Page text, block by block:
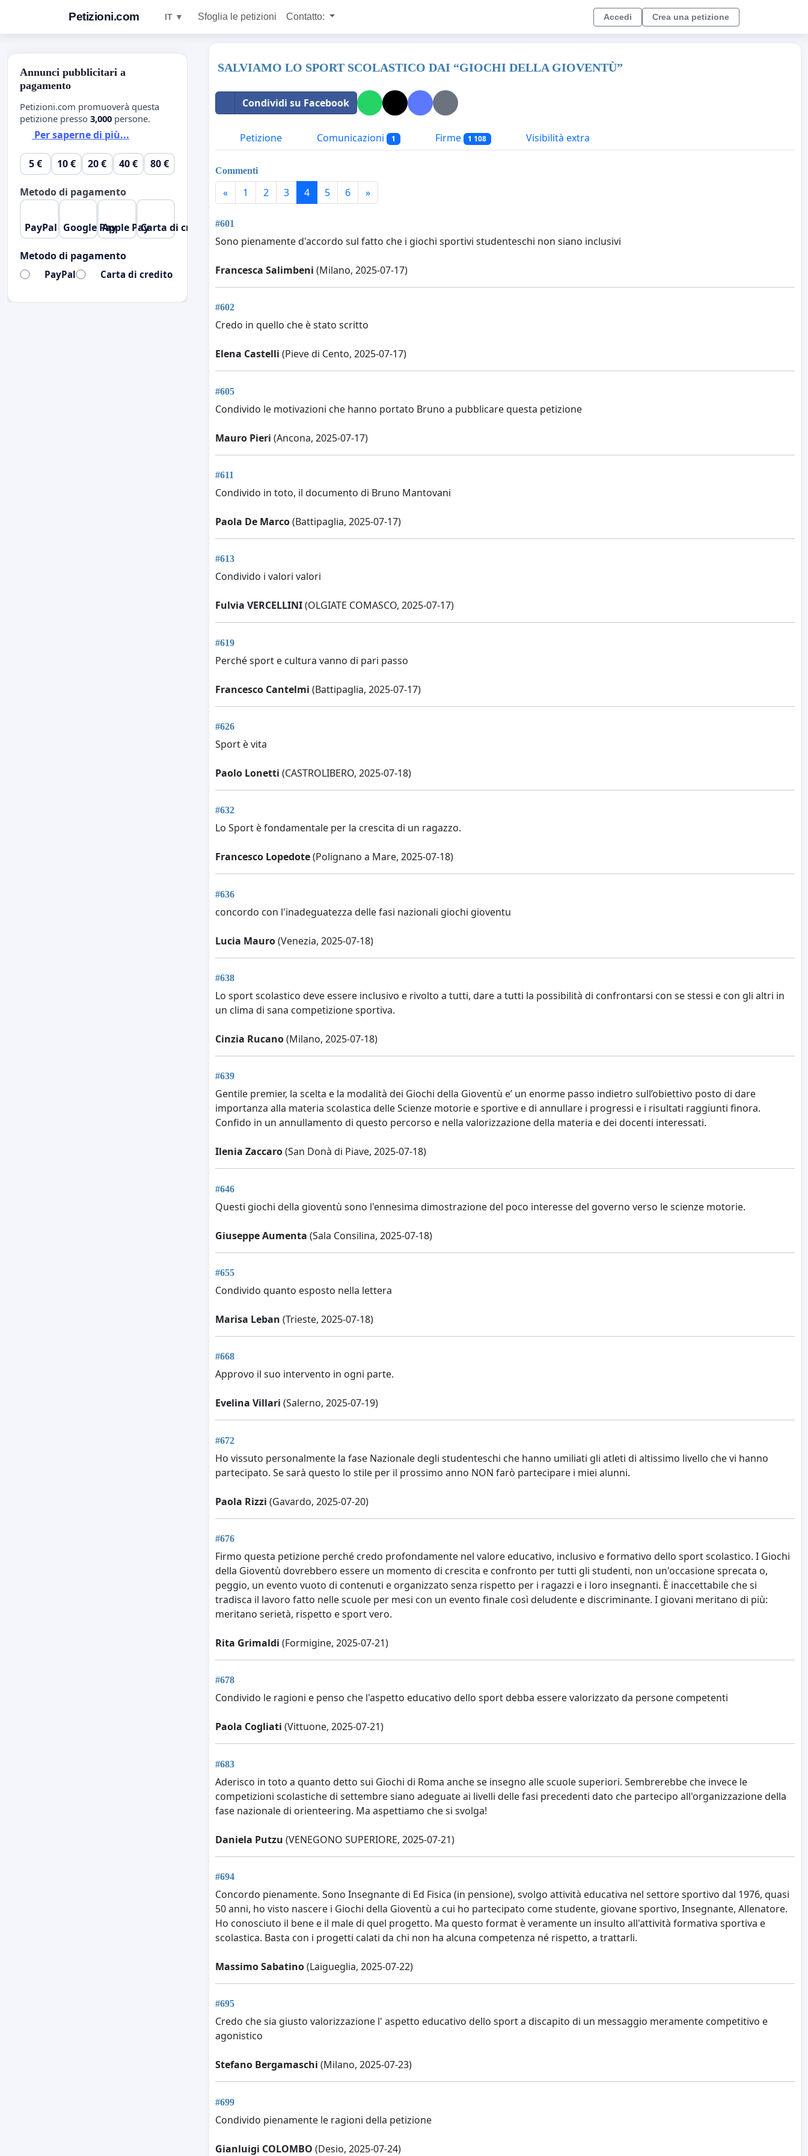
Petizioni.com IT ▼ Sfoglia le petizioni Contatto: Accedi Crea una petizione
SALVIAMO LO SPORT SCOLASTICO DAI “GIOCHI DELLA GIOVENTÙ”
Condividi su Facebook
Petizione Comunicazioni 1 Firme 1 108 Visibilità extra
Commenti
« 1 2 3 4 5 6 »
#601
Sono pienamente d'accordo sul fatto che i giochi sportivi studenteschi non siano inclusivi
Francesca Salimbeni (Milano, 2025-07-17)
#602
Credo in quello che è stato scritto
Elena Castelli (Pieve di Cento, 2025-07-17)
#605
Condivido le motivazioni che hanno portato Bruno a pubblicare questa petizione
Mauro Pieri (Ancona, 2025-07-17)
#611
Condivido in toto, il documento di Bruno Mantovani
Paola De Marco(Battipaglia, 2025-07-17)
#613
Condivido i valori valori
Fulvia VERCELLINI(OLGIATE COMASCO, 2025-07-17)
#619
Perché sport e cultura vanno di pari passo
Francesco Cantelmi (Battipaglia, 2025-07-17)
#626
Sport è vita
Paolo Lonetti (CASTROLIBERO, 2025-07-18)
#632
Lo Sport è fondamentale per la crescita di un ragazzo.
Francesco Lopedote(Polignano a Mare, 2025-07-18)
#636
concordo con l'inadeguatezza delle fasi nazionali giochi gioventu
Lucia Mauro(Venezia, 2025-07-18)
#638
Lo sport scolastico deve essere inclusivo e rivolto a tutti, dare a tutti la possibilità di confrontarsi con se stessi e con gli altri in
un clima di sana competizione sportiva.
Cinzia Rucano(Milano, 2025-07-18)
#639
Gentile premier, la scelta e la modalità dei Giochi della Gioventù e’ un enorme passo indietro sull’obiettivo posto di dare
importanza alla materia scolastica delle Scienze motorie e sportive e di annullare i progressi e i risultati raggiunti finora.
Confido in un annullamento di questo percorso e nella valorizzazione della materia e dei docenti interessati.
Ilenia Zaccaro(San Donà di Piave, 2025-07-18)
#646
Questi giochi della gioventù sono l'ennesima dimostrazione del poco interesse del governo verso le scienze motorie.
Giuseppe Aumenta (Sala Consilina, 2025-07-18)
#655
Condivido quanto esposto nella lettera
Marisa Leban (Trieste, 2025-07-18)
#668
Approvo il suo intervento in ogni parte.
Evelina Villari (Salerno, 2025-07-19)
#672
Ho vissuto personalmente la fase Nazionale degli studenteschi che hanno umiliati gli atleti di altissimo livello che vi hanno
partecipato. Se sarà questo lo stile per il prossimo anno NON farò partecipare i miei alunni.
Paola Rizzi (Gavardo, 2025-07-20)
#676
Firmo questa petizione perché credo profondamente nel valore educativo, inclusivo e formativo dello sport scolastico. I Giochi
della Gioventù dovrebbero essere un momento di crescita e confronto per tutti gli studenti, non un'occasione sprecata o,
peggio, un evento vuoto di contenuti e organizzato senza rispetto per i ragazzi e i loro insegnanti. È inaccettabile che si
tradisca il lavoro fatto nelle scuole per mesi con un evento finale così deludente e discriminante. I giovani meritano di più:
meritano serietà, rispetto e sport vero.
Rita Grimaldi (Formigine, 2025-07-21)
#678
Condivido le ragioni e penso che l'aspetto educativo dello sport debba essere valorizzato da persone competenti
Paola Cogliati (Vittuone, 2025-07-21)
#683
Aderisco in toto a quanto detto sui Giochi di Roma anche se insegno alle scuole superiori. Sembrerebbe che invece le
competizioni scolastiche di settembre siano adeguate ai livelli delle fasi precedenti dato che partecipo all'organizzazione della
fase nazionale di orienteering. Ma aspettiamo che si svolga!
Daniela Putzu (VENEGONO SUPERIORE, 2025-07-21)
#694
Concordo pienamente. Sono Insegnante di Ed Fisica (in pensione), svolgo attività educativa nel settore sportivo dal 1976, quasi
50 anni, ho visto nascere i Giochi della Gioventù a cui ho partecipato come studente, giovane sportivo, Insegnante, Allenatore.
Ho conosciuto il bene e il male di quel progetto. Ma questo format è veramente un insulto all'attività formativa sportiva e
scolastica. Basta con i progetti calati da chi non ha alcuna competenza né rispetto, a trattarli.
Massimo Sabatino(Laigueglia, 2025-07-22)
#695
Credo che sia giusto valorizzazione l' aspetto educativo dello sport a discapito di un messaggio meramente competitivo e
agonistico
Stefano Bergamaschi (Milano, 2025-07-23)
#699
Condivido pienamente le ragioni della petizione
Gianluigi COLOMBO (Desio, 2025-07-24)
Annunci pubblicitari a
pagamento
Petizioni.com promuoverà questa
petizione presso 3,000 persone.
Per saperne di più...
5 € 10 € 20 € 40 € 80 €
Metodo di pagamento
PayPal Google PayApple PayCarta di credito
Metodo di pagamento
PayPal Carta di credito